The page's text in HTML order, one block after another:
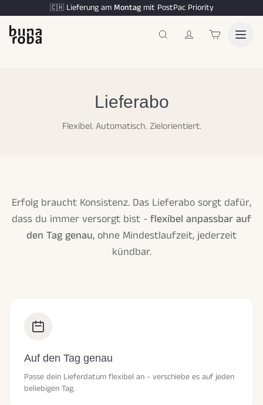
🇨🇭 Lieferung am Montagmit PostPac Priority
Lieferabo
Flexibel. Automatisch. Zielorientiert.
Erfolg braucht Konsistenz. Das Lieferabo sorgt dafür,
dass du immer versorgt bist -flexibel anpassbar auf
den Tag genau, ohne Mindestlaufzeit, jederzeit
kündbar.
Auf den Tag genau
Passe dein Lieferdatum flexibel an - verschiebe es auf jeden
beliebigen Tag.